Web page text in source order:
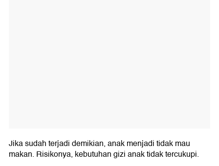
Jika sudah terjadi demikian, anak menjadi tidak mau
makan. Risikonya, kebutuhan gizi anak tidak tercukupi.